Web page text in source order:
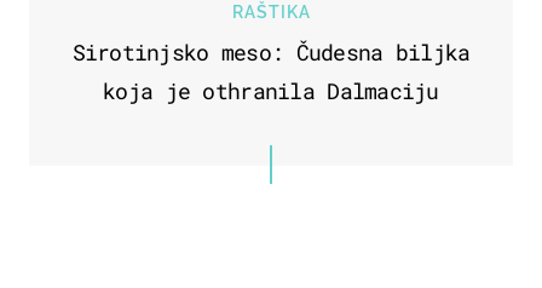
RAŠTIKA
Sirotinjsko meso: Čudesna biljka
koja je othranila Dalmaciju